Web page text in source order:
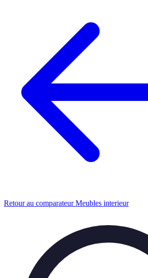
Retour au comparateur Meubles interieur